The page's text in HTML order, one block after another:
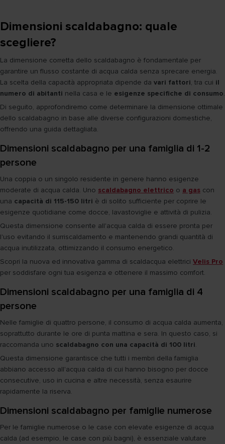
Dimensioni scaldabagno: quale
scegliere?
La dimensione corretta dello scaldabagno è fondamentale per
garantire un flusso costante di acqua calda senza sprecare energia.
La scelta della capacità appropriata dipende da vari fattori, tra cui il
numero di abitanti nella casa e le esigenze specifiche di consumo.
Di seguito, approfondiremo come determinare la dimensione ottimale
dello scaldabagno in base alle diverse configurazioni domestiche,
offrendo una guida dettagliata.
Dimensioni scaldabagno per una famiglia di 1-2
persone
Una coppia o un singolo residente in genere hanno esigenze
moderate di acqua calda. Uno scaldabagno elettrico o a gas con
una capacità di 115-150 litri è di solito sufficiente per coprire le
esigenze quotidiane come docce, lavastoviglie e attività di pulizia.
Questa dimensione consente all'acqua calda di essere pronta per
l'uso evitando il surriscaldamento e mantenendo grandi quantità di
acqua inutilizzata, ottimizzando il consumo energetico.
Scopri la nuova ed innovativa gamma di scaldacqua elettrici Velis Pro
per soddisfare ogni tua esigenza e ottenere il massimo comfort.
Dimensioni scaldabagno per una famiglia di 4
persone
Nelle famiglie di quattro persone, il consumo di acqua calda aumenta,
soprattutto durante le ore di punta mattina e sera. In questo caso, si
raccomanda uno scaldabagno con una capacità di 100 litri.
Questa dimensione garantisce che tutti i membri della famiglia
abbiano accesso all'acqua calda di cui hanno bisogno per docce
consecutive, uso in cucina e altre necessità, senza esaurire
rapidamente la riserva.
Dimensioni scaldabagno per famiglie numerose
Per le famiglie numerose o le case con elevate esigenze di acqua
calda (ad esempio, le case con più bagni), è essenziale valutare